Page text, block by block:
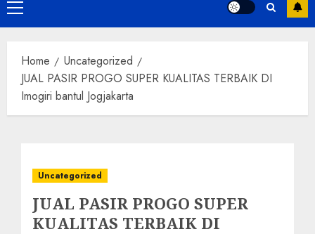
Primary
Menu
Home
Uncategorized
JUAL PASIR PROGO SUPER KUALITAS TERBAIK DI
Imogiri bantul Jogjakarta
Uncategorized
JUAL PASIR PROGO SUPER
KUALITAS TERBAIK DI